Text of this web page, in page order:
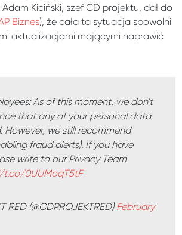
Kiciński, szef CD projektu, dał do
Biznes), że cała ta sytuacja spowolni
aktualizacjami mającymi naprawić
As of this moment, we don't
that any of your personal data
However, we still recommend
fraud alerts). If you have
write to our Privacy Team
0UUMoqT5tF
RED (@CDPROJEKTRED) February